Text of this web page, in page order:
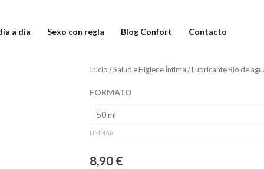
a día Sexo con regla Blog Confort Contacto
Inicio/Salud e Higiene Íntima/ Lubricante Bio de
FORMATO
LIMPIAR
8,90 €
Lubricante
agua
Aqua
Rango